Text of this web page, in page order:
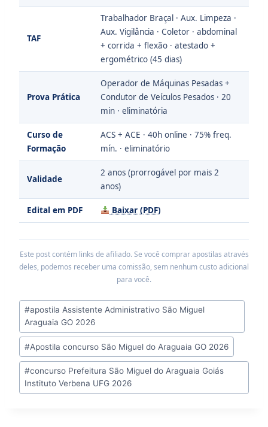
TAF
Trabalhador Braçal · Aux. Limpeza ·
Aux. Vigilância · Coletor · abdominal
+ corrida + flexão · atestado +
ergométrico (45 dias)
Prova Prática
Operador de Máquinas Pesadas +
Condutor de Veículos Pesados · 20
min · eliminatória
Curso de
Formação
ACS + ACE · 40h online · 75% freq.
mín. · eliminatório
Validade
2 anos (prorrogável por mais 2
anos)
Edital em PDF Baixar (PDF)
Este post contém links de afiliado. Se você comprar apostilas através
deles, podemos receber uma comissão, sem nenhum custo adicional
para você.
Tags
do
Post:
#apostila Assistente Administrativo São Miguel
Araguaia GO 2026
#Apostila concurso São Miguel do Araguaia GO 2026
#concurso Prefeitura São Miguel do Araguaia Goiás
Instituto Verbena UFG 2026